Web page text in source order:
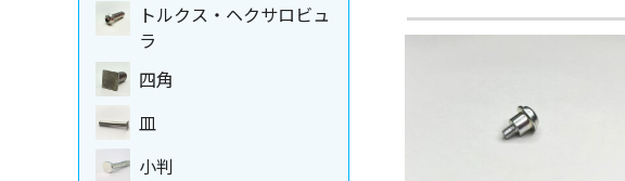
トルクス・ヘクサロビュ
ラ
四角
皿
小判